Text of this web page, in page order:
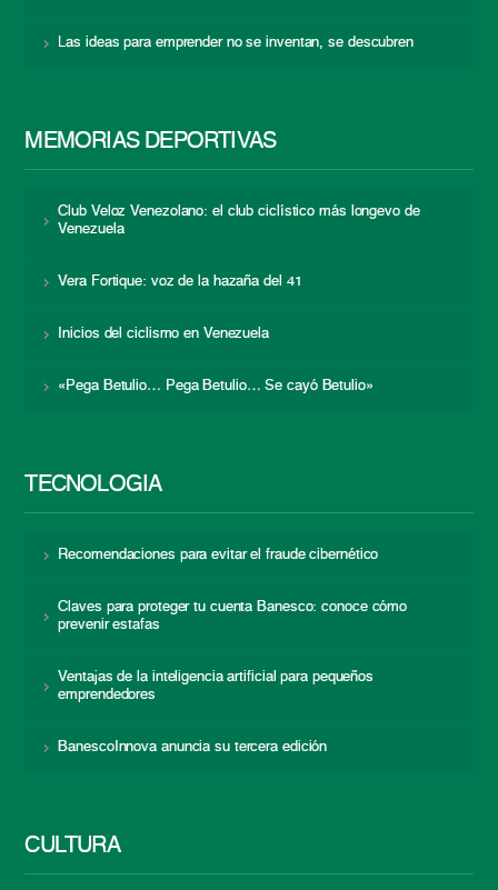
Las ideas para emprender no se inventan, se descubren
MEMORIAS DEPORTIVAS
Club Veloz Venezolano: el club ciclístico más longevo de
Venezuela
Vera Fortique: voz de la hazaña del 41
Inicios del ciclismo en Venezuela
«Pega Betulio… Pega Betulio… Se cayó Betulio»
TECNOLOGÍA
Recomendaciones para evitar el fraude cibernético
Claves para proteger tu cuenta Banesco: conoce cómo
prevenir estafas
Ventajas de la inteligencia artificial para pequeños
emprendedores
BanescoInnova anuncia su tercera edición
CULTURA